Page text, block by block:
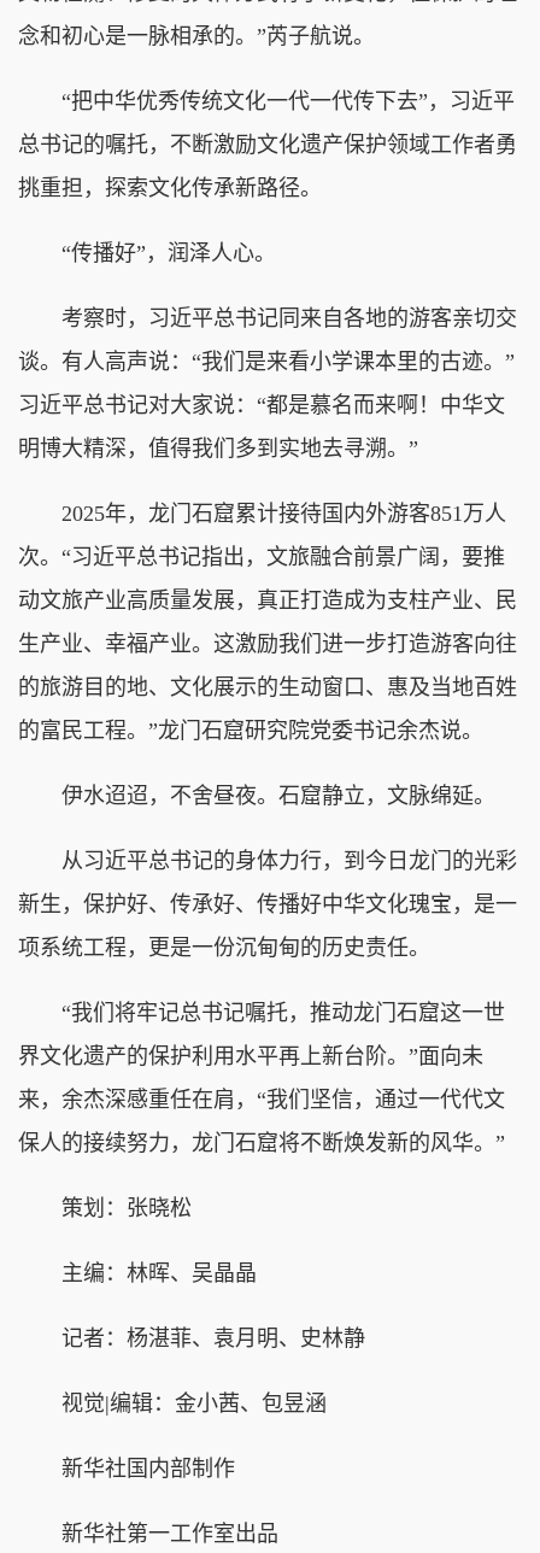
念和初心是一脉相承的。”芮子航说。
“把中华优秀传统文化一代一代传下去”，习近平
总书记的嘱托，不断激励文化遗产保护领域工作者勇
挑重担，探索文化传承新路径。
“传播好”，润泽人心。
考察时，习近平总书记同来自各地的游客亲切交
谈。有人高声说：“我们是来看小学课本里的古迹。”
习近平总书记对大家说：“都是慕名而来啊！中华文
明博大精深，值得我们多到实地去寻溯。”
2025年，龙门石窟累计接待国内外游客851万人
次。“习近平总书记指出，文旅融合前景广阔，要推
动文旅产业高质量发展，真正打造成为支柱产业、民
生产业、幸福产业。这激励我们进一步打造游客向往
的旅游目的地、文化展示的生动窗口、惠及当地百姓
的富民工程。”龙门石窟研究院党委书记余杰说。
伊水迢迢，不舍昼夜。石窟静立，文脉绵延。
从习近平总书记的身体力行，到今日龙门的光彩
新生，保护好、传承好、传播好中华文化瑰宝，是一
项系统工程，更是一份沉甸甸的历史责任。
“我们将牢记总书记嘱托，推动龙门石窟这一世
界文化遗产的保护利用水平再上新台阶。”面向未
来，余杰深感重任在肩，“我们坚信，通过一代代文
保人的接续努力，龙门石窟将不断焕发新的风华。”
策划：张晓松
主编：林晖、吴晶晶
记者：杨湛菲、袁月明、史林静
视觉|编辑：金小茜、包昱涵
新华社国内部制作
新华社第一工作室出品